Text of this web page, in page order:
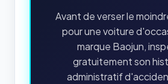
Avant de verser le
pour une voiture
marque Baojun,
gratuitement son
administratif